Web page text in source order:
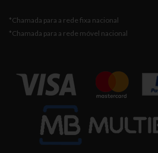
*Chamada para a rede fixa nacional
*Chamada para a rede móvel nacional